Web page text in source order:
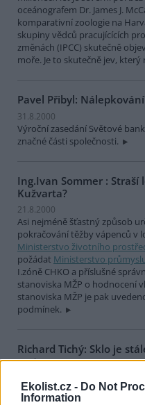
Ekolist.cz - Do Not
Information
oceánografem Dr. James J.
komparativní zoologie na
skupiny vědců pracujícících
změnách (IPCC) skutečně
moře. Je to skutečně jev,
Pavel Přibyl:
31.8.2000
Výroční zasedání Světové
značné části společnosti.
Ing.Ivan Sommer :
Kužvarta?
21.8.2000
Asi nejméně šťastný způsob
pokračování těžby vápenců v
Ministerstvo životního
požádat Ministerstvo
I.zóně CHKO a příslušné
stanoviska MŽP o hodnocení
stanoviska MŽP je pak
podmínek.
Richard Tichý: Sklo je
cest
Při brouzdání internetem